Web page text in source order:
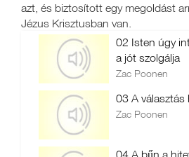
azt, és biztosított egy megoldást
Jézus Krisztusban van.
02 Isten úgy
a jót szolgálja
Zac Poonen
03 A választás
Zac Poonen
04 A bűn a